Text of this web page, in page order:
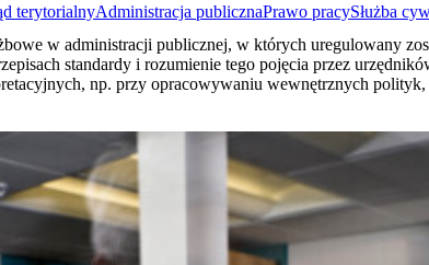
terytorialnyAdministracja publicznaPrawo pracySłużba
w administracji publicznej, w których uregulowany
standardy i rozumienie tego pojęcia przez
np. przy opracowywaniu wewnętrznych